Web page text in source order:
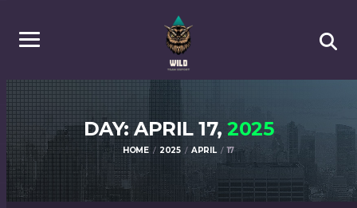
DAY: APRIL 17,2025
HOME 2025 APRIL 17